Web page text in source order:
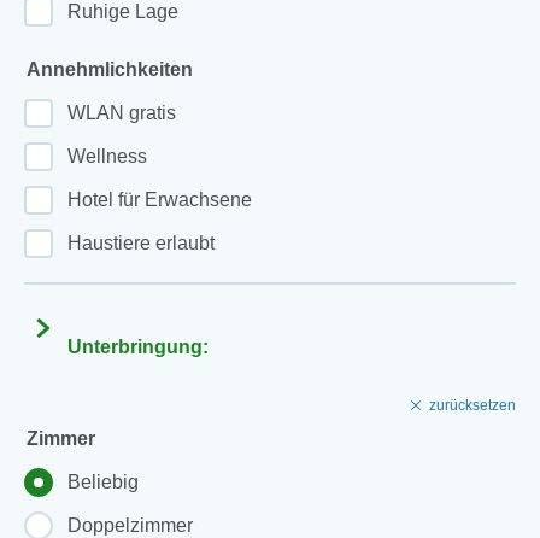
Ruhige Lage
Annehmlichkeiten
WLAN gratis
Wellness
Hotel für Erwachsene
Haustiere erlaubt
Unterbringung:
zurücksetzen
Zimmer
Beliebig
Doppelzimmer